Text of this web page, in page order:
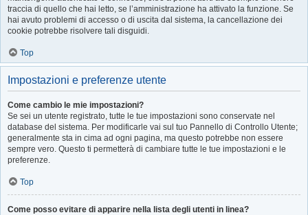
traccia di quello che hai letto, se l’amministrazione ha attivato la funzione. Se
hai avuto problemi di accesso o di uscita dal sistema, la cancellazione dei
cookie potrebbe risolvere tali disguidi.
Top
Impostazioni e preferenze utente
Come cambio le mie impostazioni?
Se sei un utente registrato, tutte le tue impostazioni sono conservate nel
database del sistema. Per modificarle vai sul tuo Pannello di Controllo Utente;
generalmente sta in cima ad ogni pagina, ma questo potrebbe non essere
sempre vero. Questo ti permetterà di cambiare tutte le tue impostazioni e le
preferenze.
Top
Come posso evitare di apparire nella lista degli utenti in linea?